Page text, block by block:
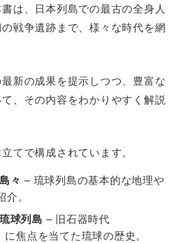
は、日本列島での最古の全身人
戦争遺跡まで、様々な時代を網
新の成果を提示しつつ、豊富な
、その内容をわかりやすく解説
てで構成されています。
々 – 琉球列島の基本的な地理や
。
球列島 – 旧石器時代
焦点を当てた琉球の歴史。